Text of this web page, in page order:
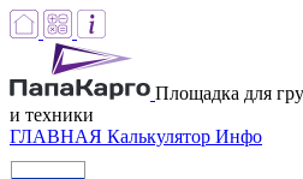
Площадка для
и техники
ГЛАВНАЯ Калькулятор Инфо